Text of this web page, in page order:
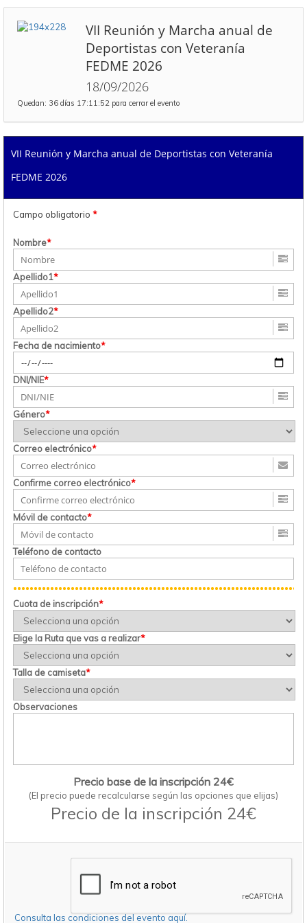
VII Reunión y Marcha anual de
Deportistas con Veteranía
FEDME 2026
18/09/2026
Quedan: 36 días 17:11:52 para cerrar el evento
VII Reunión y Marcha anual de Deportistas con Veteranía
FEDME 2026
Campo obligatorio *
Nombre*
Apellido1*
Apellido2*
Fecha de nacimiento*
DNI/NIE*
Género*
Correo electrónico*
Confirme correo electrónico*
Móvil de contacto*
Teléfono de contacto
Cuota de inscripción*
Elige la Ruta que vas a realizar*
Talla de camiseta*
Observaciones
Precio base de la inscripción 24€
(El precio puede recalcularse según las opciones que elijas)
Precio de la inscripción 24€
Consulta las condiciones del evento aquí.